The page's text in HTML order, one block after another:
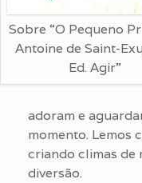
Sobre “O Pequeno
Antoine de Saint-
Ed. Agir”
adoram e
momento. Lemos
criando climas de
diversão.